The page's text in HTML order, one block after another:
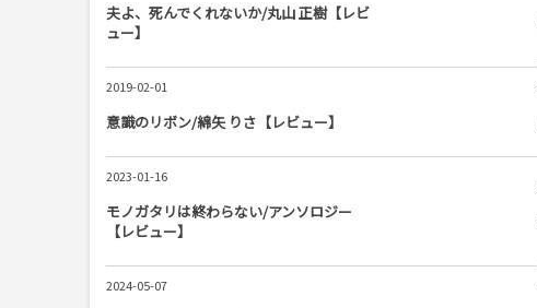
夫よ、死んでくれないか/丸山 正樹【レビ
ュー】
2019-02-01
意識のリボン/綿矢 りさ【レビュー】
2023-01-16
モノガタリは終わらない/アンソロジー
【レビュー】
2024-05-07